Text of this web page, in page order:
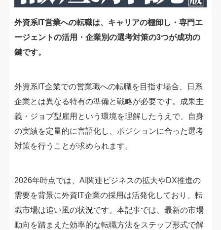
外資系IT営業への転職は、キャリアの棚卸し・専門エ
ージェントの活用・企業別の選考対策の3つが成功の
鍵です。
外資系IT企業での営業職への転職を目指す場合、日系
企業とは異なる特有の準備と戦略が必要です。成果主
義・ジョブ型雇用という環境を理解したうえで、自身
の実績を定量的に言語化し、ポジションに合った選考
対策を行うことが求められます。
2026年時点では、AI関連ビジネスの拡大やDX推進の
需要を背景に外資IT企業の採用は活発化しており、転
職市場は追い風の状況です。本記事では、最新の市場
動向を踏まえた効率的な転職方法をステップ形式で解